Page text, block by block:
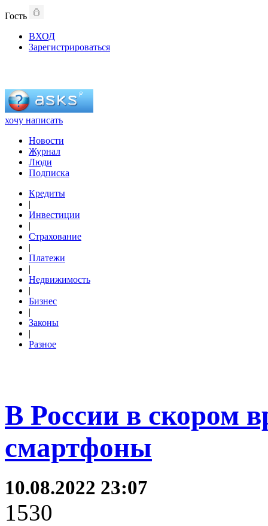
Гость
ВХОД
Зарегистрироваться
хочу написать
Новости
Журнал
Люди
Подписка
Кредиты
|
Инвестиции
|
Страхование
|
Платежи
|
Недвижимость
|
Бизнес
|
Законы
|
Разное
В России в скором
смартфоны
10.08.2022 23:07
1530